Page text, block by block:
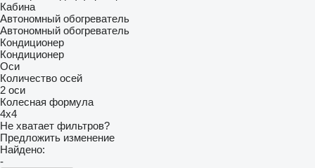
Кабина
Автономный обогреватель
Автономный обогреватель
Кондиционер
Кондиционер
Оси
Количество осей
2 оси
Колесная формула
4x4
Не хватает фильтров?
Предложить изменение
Найдено:
-